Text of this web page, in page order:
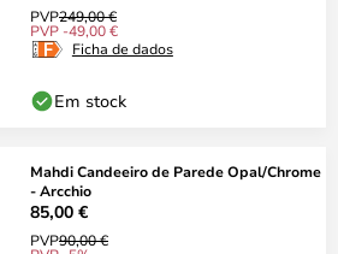
PVP249,00 €
PVP -49,00 €
Ficha de dados
Em stock
Mahdi Candeeiro de Parede Opal/Chrome
- Arcchio
85,00 €
PVP90,00 €